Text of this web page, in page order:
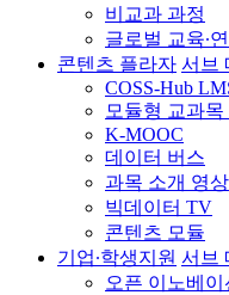
비교과 과정
글로벌 교육∙
콘텐츠 플라자 서브
COSS-Hub
모듈형 교과
K-MOOC
데이터 버스
과목 소개 영상
빅데이터 TV
콘텐츠 모듈
기업∙학생지원 서브
오픈 이노베